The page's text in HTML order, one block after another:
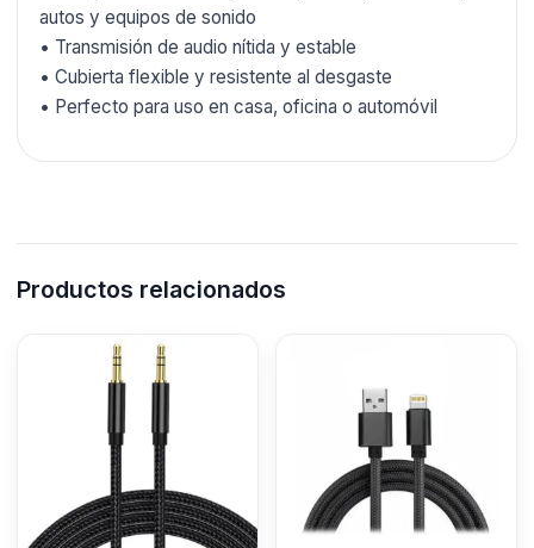
autos y equipos de sonido
• Transmisión de audio nítida y estable
• Cubierta flexible y resistente al desgaste
• Perfecto para uso en casa, oficina o automóvil
Productos relacionados